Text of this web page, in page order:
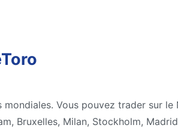
Vous pouvez trader sur le
Bruxelles, Milan, Stockholm,